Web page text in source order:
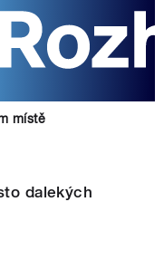
místě
dalekých